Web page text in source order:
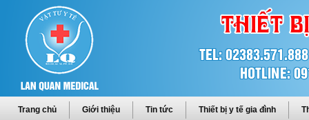
Trang chủ Giới thiệu Tin tức Thiết bị y tế gia đình